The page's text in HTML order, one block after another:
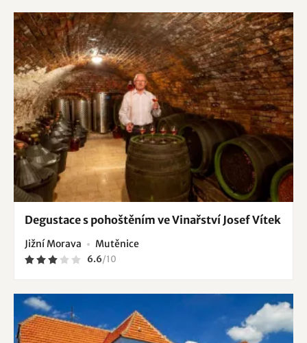
Degustace s pohoštěním ve Vinařství Josef Vítek
Jižní Morava Mutěnice
6.6/10